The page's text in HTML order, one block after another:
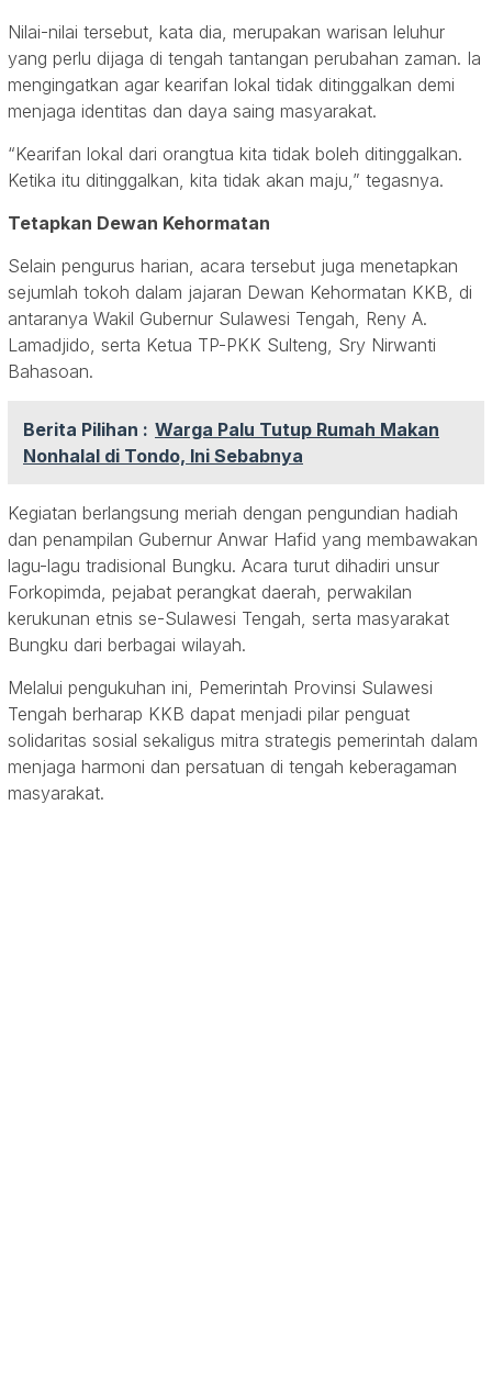
Nilai-nilai tersebut, kata dia, merupakan warisan leluhur
yang perlu dijaga di tengah tantangan perubahan zaman. Ia
mengingatkan agar kearifan lokal tidak ditinggalkan demi
menjaga identitas dan daya saing masyarakat.
“Kearifan lokal dari orangtua kita tidak boleh ditinggalkan.
Ketika itu ditinggalkan, kita tidak akan maju,” tegasnya.
Tetapkan Dewan Kehormatan
Selain pengurus harian, acara tersebut juga menetapkan
sejumlah tokoh dalam jajaran Dewan Kehormatan KKB, di
antaranya Wakil Gubernur Sulawesi Tengah, Reny A.
Lamadjido, serta Ketua TP-PKK Sulteng, Sry Nirwanti
Bahasoan.
Berita Pilihan : Warga Palu Tutup Rumah Makan
Nonhalal di Tondo, Ini Sebabnya
Kegiatan berlangsung meriah dengan pengundian hadiah
dan penampilan Gubernur Anwar Hafid yang membawakan
lagu-lagu tradisional Bungku. Acara turut dihadiri unsur
Forkopimda, pejabat perangkat daerah, perwakilan
kerukunan etnis se-Sulawesi Tengah, serta masyarakat
Bungku dari berbagai wilayah.
Melalui pengukuhan ini, Pemerintah Provinsi Sulawesi
Tengah berharap KKB dapat menjadi pilar penguat
solidaritas sosial sekaligus mitra strategis pemerintah dalam
menjaga harmoni dan persatuan di tengah keberagaman
masyarakat.